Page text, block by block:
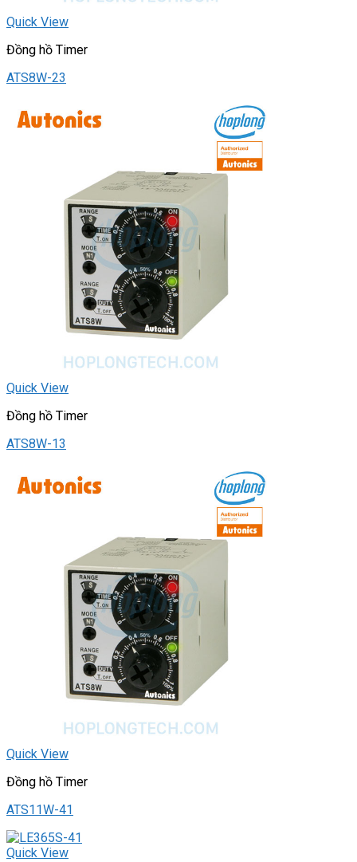
Quick View
Đồng hồ Timer
ATS8W-23
Quick View
Đồng hồ Timer
ATS8W-13
Quick View
Đồng hồ Timer
ATS11W-41
Quick View